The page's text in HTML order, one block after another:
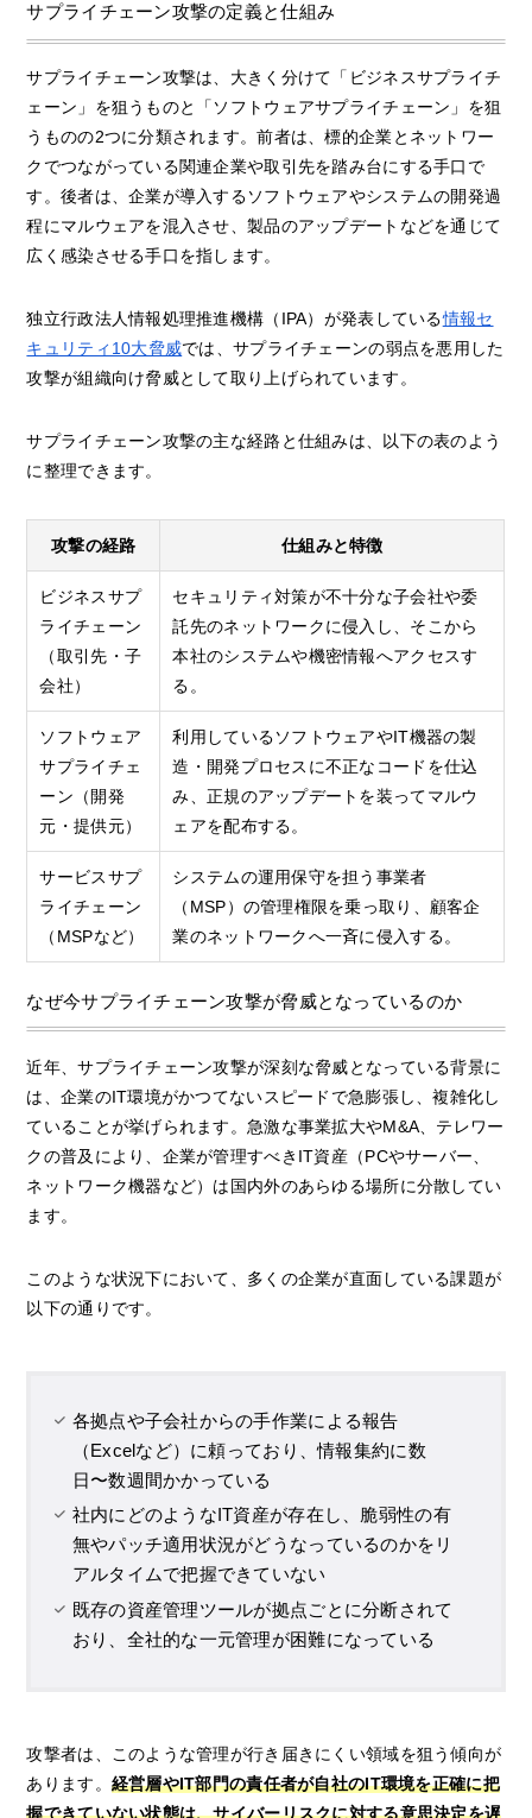
サプライチェーン攻撃の定義と仕組み
サプライチェーン攻撃は、大きく分けて「ビジネスサプライチ
ェーン」を狙うものと「ソフトウェアサプライチェーン」を狙
うものの2つに分類されます。前者は、標的企業とネットワー
クでつながっている関連企業や取引先を踏み台にする手口で
す。後者は、企業が導入するソフトウェアやシステムの開発過
程にマルウェアを混入させ、製品のアップデートなどを通じて
広く感染させる手口を指します。
独立行政法人情報処理推進機構（IPA）が発表している情報セ
キュリティ10大脅威では、サプライチェーンの弱点を悪用した
攻撃が組織向け脅威として取り上げられています。
サプライチェーン攻撃の主な経路と仕組みは、以下の表のよう
に整理できます。
攻撃の経路 仕組みと特徴
ビジネスサプ
ライチェーン
（取引先・子
会社）
セキュリティ対策が不十分な子会社や委
託先のネットワークに侵入し、そこから
本社のシステムや機密情報へアクセスす
る。
ソフトウェア
サプライチェ
ーン（開発
元・提供元）
利用しているソフトウェアやIT機器の製
造・開発プロセスに不正なコードを仕込
み、正規のアップデートを装ってマルウ
ェアを配布する。
サービスサプ
ライチェーン
（MSPなど）
システムの運用保守を担う事業者
（MSP）の管理権限を乗っ取り、顧客企
業のネットワークへ一斉に侵入する。
なぜ今サプライチェーン攻撃が脅威となっているのか
近年、サプライチェーン攻撃が深刻な脅威となっている背景に
は、企業のIT環境がかつてないスピードで急膨張し、複雑化し
ていることが挙げられます。急激な事業拡大やM&A、テレワー
クの普及により、企業が管理すべきIT資産（PCやサーバー、
ネットワーク機器など）は国内外のあらゆる場所に分散してい
ます。
このような状況下において、多くの企業が直面している課題が
以下の通りです。
各拠点や子会社からの手作業による報告
（Excelなど）に頼っており、情報集約に数
日〜数週間かかっている
社内にどのようなIT資産が存在し、脆弱性の有
無やパッチ適用状況がどうなっているのかをリ
アルタイムで把握できていない
既存の資産管理ツールが拠点ごとに分断されて
おり、全社的な一元管理が困難になっている
攻撃者は、このような管理が行き届きにくい領域を狙う傾向が
あります。 経営層やIT部門の責任者が自社のIT環境を正確に把
握できていない状態は、サイバーリスクに対する意思決定を遅